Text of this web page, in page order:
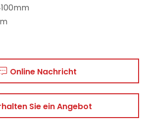
Online Nachricht
Sie ein Angebot